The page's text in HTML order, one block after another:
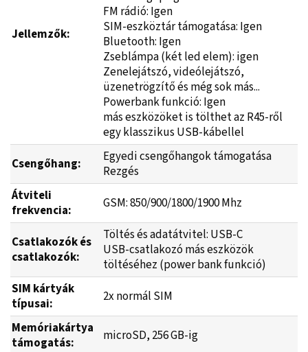
Jellemzők:
FM rádió: Igen
SIM-eszköztár támogatása: Igen
Bluetooth: Igen
Zseblámpa (két led elem): igen
Zenelejátszó, videólejátszó,
üzenetrögzítő és még sok más...
Powerbank funkció: Igen
más eszközöket is tölthet az R45-ről
egy klasszikus USB-kábellel
Csengőhang:
Egyedi csengőhangok támogatása
Rezgés
Átviteli
frekvencia:
GSM: 850/900/1800/1900 Mhz
Csatlakozók és
csatlakozók:
Töltés és adatátvitel: USB-C
USB-csatlakozó más eszközök
töltéséhez (power bank funkció)
SIM kártyák
típusai:
2x normál SIM
Memóriakártya
támogatás:
microSD, 256 GB-ig